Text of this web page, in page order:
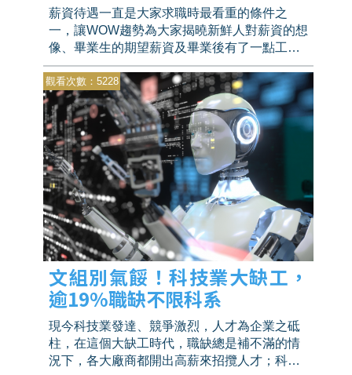
嗎？
薪資待遇一直是大家求職時最看重的條件之
一，讓WOW趨勢為大家揭曉新鮮人對薪資的想
像、畢業生的期望薪資及畢業後有了一點工作
經驗的求職者對於薪資的期望有多少變化，文
組及理組的期望待遇又多少呢？
觀看次數：5228
文組別氣餒！科技業大缺工，
逾19%職缺不限科系
現今科技業發達、競爭激烈，人才為企業之砥
柱，在這個大缺工時代，職缺總是補不滿的情
況下，各大廠商都開出高薪來招攬人才；科技